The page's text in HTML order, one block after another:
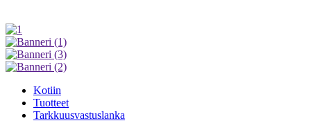
Kotiin
Tuotteet
Tarkkuusvastuslanka